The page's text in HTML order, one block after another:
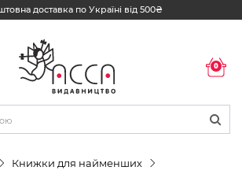
доставка по Україні від 500₴
0
Книжки для найменших